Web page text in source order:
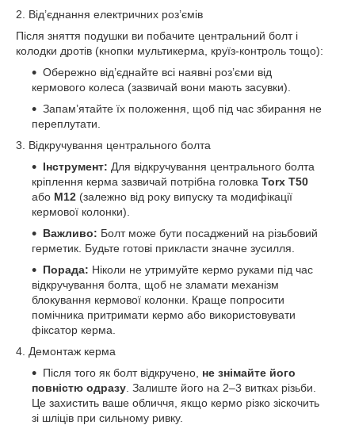
2. Від’єднання електричних роз’ємів
Після зняття подушки ви побачите центральний болт і
колодки дротів (кнопки мультикерма, круїз-контроль тощо):
Обережно від’єднайте всі наявні роз’єми від
кермового колеса (зазвичай вони мають засувки).
Запам’ятайте їх положення, щоб під час збирання не
переплутати.
3. Відкручування центрального болта
Інструмент: Для відкручування центрального болта
кріплення керма зазвичай потрібна головка Torx T50
або M12 (залежно від року випуску та модифікації
кермової колонки).
Важливо: Болт може бути посаджений на різьбовий
герметик. Будьте готові прикласти значне зусилля.
Порада: Ніколи не утримуйте кермо руками під час
відкручування болта, щоб не зламати механізм
блокування кермової колонки. Краще попросити
помічника притримати кермо або використовувати
фіксатор керма.
4. Демонтаж керма
Після того як болт відкручено, не знімайте його
повністю одразу . Залиште його на 2–3 витках різьби.
Це захистить ваше обличчя, якщо кермо різко зіскочить
зі шліців при сильному ривку.